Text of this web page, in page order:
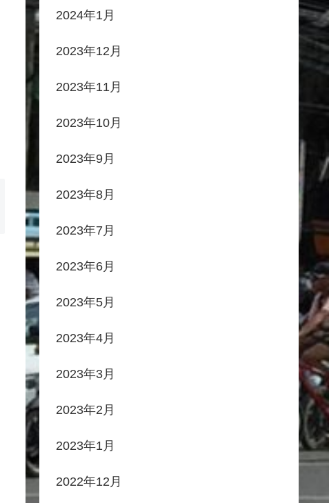
2024年1月
2023年12月
2023年11月
2023年10月
2023年9月
2023年8月
2023年7月
2023年6月
2023年5月
2023年4月
2023年3月
2023年2月
2023年1月
2022年12月